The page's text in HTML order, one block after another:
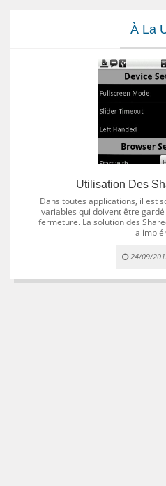
À La
Utilisation Des
Dans toutes applications, il est
variables qui doivent être
fermeture. La solution des
a
24/09/